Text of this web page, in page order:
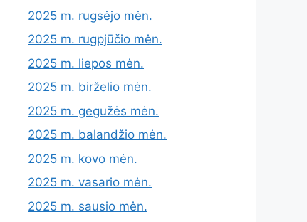
2025 m. rugsėjo mėn.
2025 m. rugpjūčio mėn.
2025 m. liepos mėn.
2025 m. birželio mėn.
2025 m. gegužės mėn.
2025 m. balandžio mėn.
2025 m. kovo mėn.
2025 m. vasario mėn.
2025 m. sausio mėn.